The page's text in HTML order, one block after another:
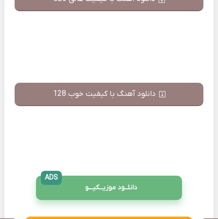
دانلود آهنگ با کیفیت خوب 128
دانلــود موزیــکیـــو
ADS